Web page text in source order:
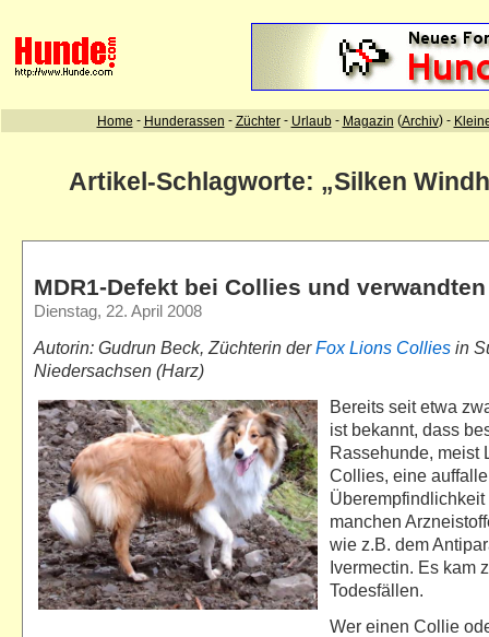
Artikel-Schlagworte: „Silken
MDR1-Defekt bei Collies und
Dienstag, 22. April 2008
Autorin: Gudrun Beck, Züchterin derFox Lions Collies in
Niedersachsen (Harz)
Bereits seit etwa
ist bekannt, dass
Rassehunde, meist
Collies, eine
manchen
wie z.B. dem
Ivermectin. Es kam
Todesfällen.
Wer einen Collie